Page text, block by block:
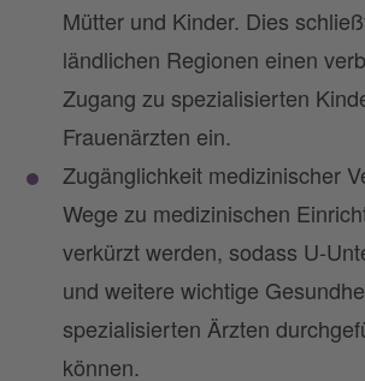
Mütter und Kinder. Dies
ländlichen Regionen einen
Zugang zu spezialisierten
Frauenärzten ein.
Zugänglichkeit medizinischer
Wege zu medizinischen
verkürzt werden, sodass U-
und weitere wichtige
spezialisierten Ärzten
können.